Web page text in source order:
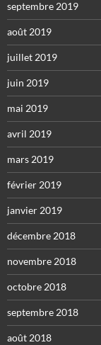
septembre 2019
août 2019
juillet 2019
juin 2019
mai 2019
avril 2019
mars 2019
février 2019
janvier 2019
décembre 2018
novembre 2018
octobre 2018
septembre 2018
août 2018